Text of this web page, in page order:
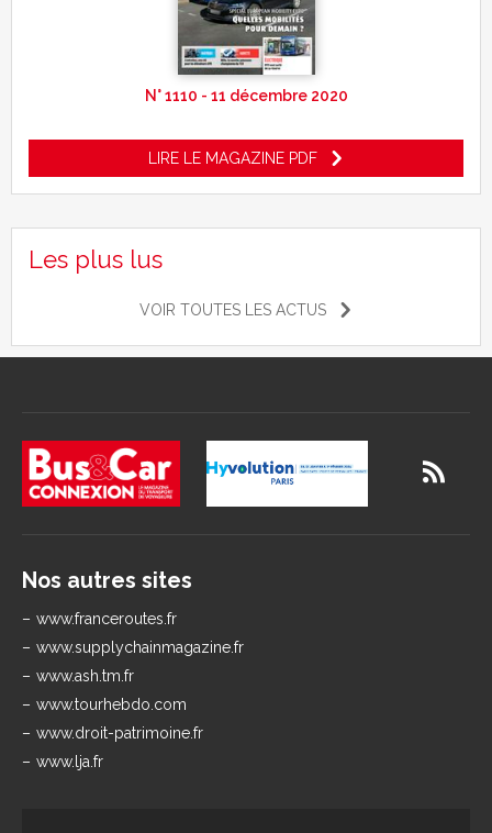
N° 1110 - 11 décembre 2020
LIRE LE MAGAZINE PDF
Les plus lus
VOIR TOUTES LES ACTUS
Nos autres sites
www.franceroutes.fr
www.supplychainmagazine.fr
www.ash.tm.fr
www.tourhebdo.com
www.droit-patrimoine.fr
www.lja.fr